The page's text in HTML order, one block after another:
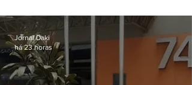
sexta-feira (07)
Jornal Daki
há 23 horas